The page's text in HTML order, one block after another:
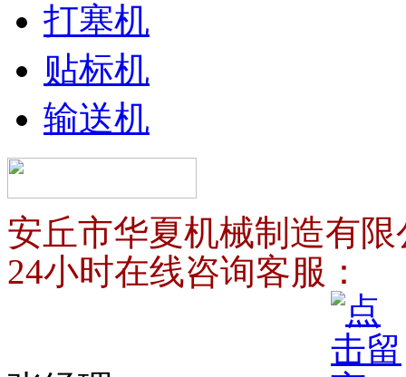
打塞机
贴标机
输送机
安丘市华夏机械制造有限
24小时在线咨询客服：